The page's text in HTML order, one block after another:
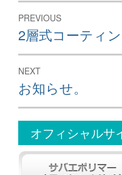
投
稿
ナ
ビ
ゲ
ー
シ
ョ
ン
PREVIOUS
Previous
post:
2層式コーティン
NEXT
Next
post:
お知らせ。
オフィシャルサ